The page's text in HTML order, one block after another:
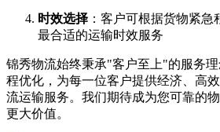
时效选择 ：客户可根据货物紧
最合适的运输时效服务
锦秀物流始终秉承"客户至上"的服务
程优化，为每一位客户提供经济、高
流运输服务。我们期待成为您可靠的
更大价值。